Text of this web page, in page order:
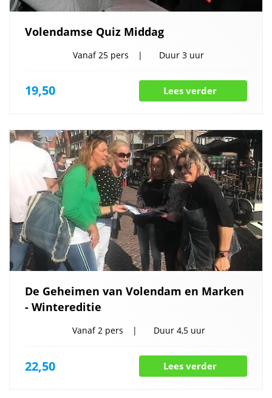
Volendamse Quiz Middag
Vanaf 25 pers Duur 3 uur
19,50 Lees verder
De Geheimen van Volendam en Marken
- Wintereditie
Vanaf2 pers Duur 4,5 uur
22,50 Lees verder